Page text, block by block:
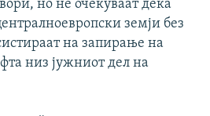
но не очекуваат дека
земји без
на запирање на
низ јужниот дел на